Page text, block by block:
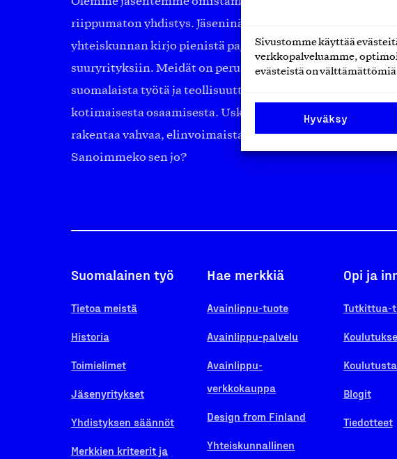
Sivustomme käyttää
verkkopalveluamme,
evästeistä on
Hyväksy
riippumaton yhdistys. Jäseninämme on koko suomalaisen
yhteiskunnan kirjo pienistä pajoista ja yhteisöistä
suuryrityksiin. Meidät on perustettu yli 100 vuotta sitten
suomalaista työtä ja teollisuutta sekä nostamaan ylpeyttä
kotimaisesta osaamisesta. Uskomme yhä, että työ
rakentaa vahvaa, elinvoimaista yhteiskuntaa. Me
Sanoimmeko sen jo?
Suomalainen työ
Tietoa meistä
Historia
Toimielimet
Jäsenyritykset
Yhdistyksen säännöt
Merkkien kriteerit ja
Hae merkkiä
Avainlippu-tuote
Avainlippu-palvelu
Avainlippu-
verkkokauppa
Design from Finland
Yhteiskunnallinen
Opi ja
Tutkittua-
Blogit
Tiedotteet